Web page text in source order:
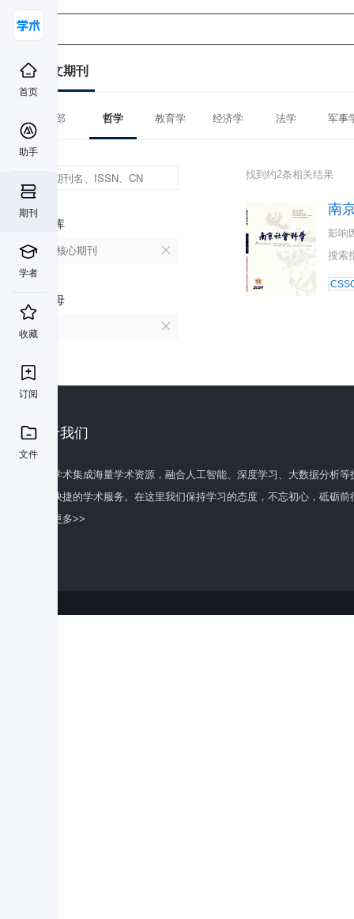
首页
助手
期刊
学者
收藏
订阅
文件
中文期刊
全部 哲学 教育学 经济学 法学 军事
数据库
北大核心期刊
首字母
找到约2条相关结果
南
影响
搜索
关于我们
百度学术集成海量学术资源，融合人工智能、深度学习、大数据分析
全面快捷的学术服务。在这里我们保持学习的态度，不忘初心，砥砺前
了解更多>>